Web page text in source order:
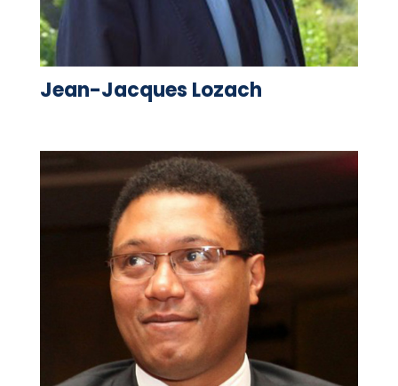
Jean-Jacques Lozach